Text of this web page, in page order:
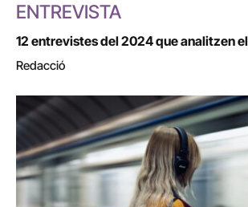
ENTREVISTA
12 entrevistes del 2024 que analitzen
Redacció